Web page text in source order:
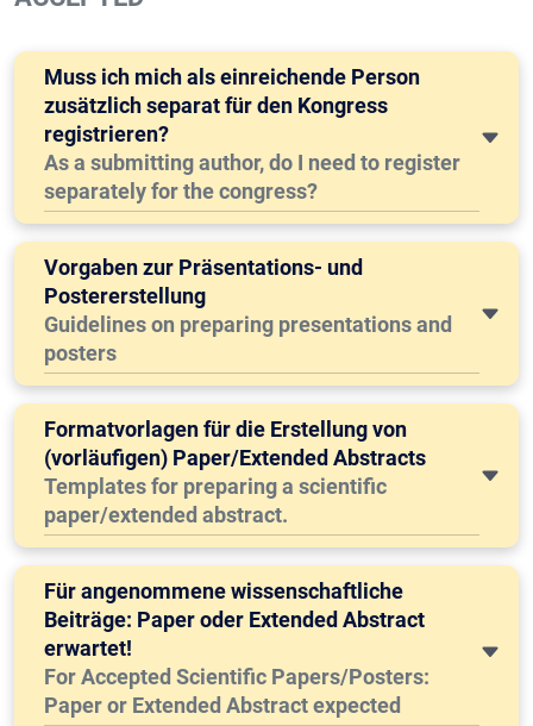
Muss ich mich als einreichende Person
zusätzlich separat für den Kongress
registrieren?
As a submitting author, do I need to register
separately for the congress?
Vorgaben zur Präsentations- und
Postererstellung
Guidelines on preparing presentations and
posters
Formatvorlagen für die Erstellung von
(vorläufigen) Paper/Extended Abstracts
Templates for preparing a scientific
paper/extended abstract.
Für angenommene wissenschaftliche
Beiträge: Paper oder Extended Abstract
erwartet!
For Accepted Scientific Papers/Posters:
Paper or Extended Abstract expected